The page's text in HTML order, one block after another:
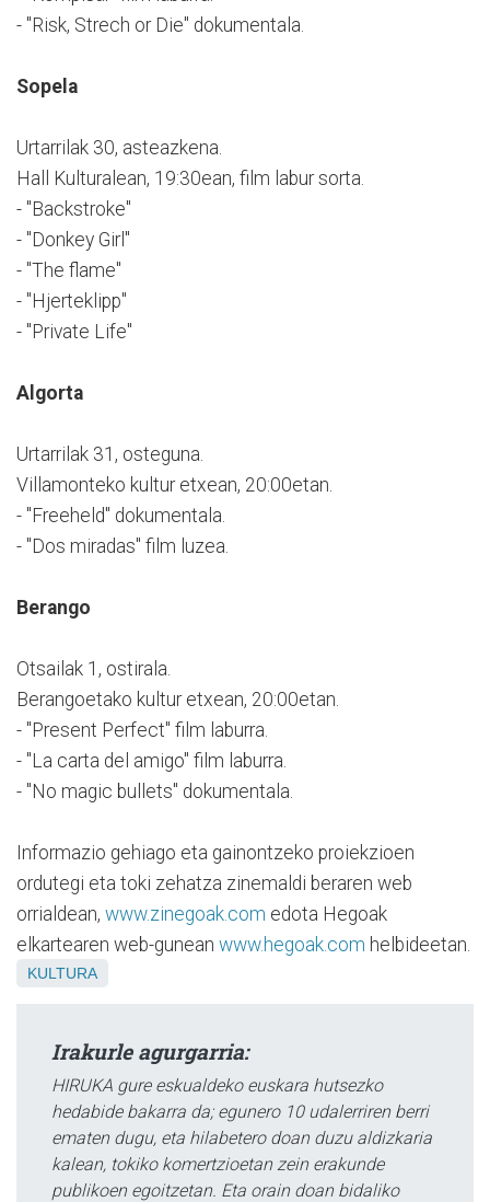
- "Risk, Strech or Die" dokumentala.
Sopela
Urtarrilak 30, asteazkena.
Hall Kulturalean, 19:30ean, film labur sorta.
- "Backstroke"
- "Donkey Girl"
- "The flame"
- "Hjerteklipp"
- "Private Life"
Algorta
Urtarrilak 31, osteguna.
Villamonteko kultur etxean, 20:00etan.
- "Freeheld" dokumentala.
- "Dos miradas" film luzea.
Berango
Otsailak 1, ostirala.
Berangoetako kultur etxean, 20:00etan.
- "Present Perfect" film laburra.
- "La carta del amigo" film laburra.
- "No magic bullets" dokumentala.
Informazio gehiago eta gainontzeko proiekzioen
ordutegi eta toki zehatza zinemaldi beraren web
orrialdean, www.zinegoak.com edota Hegoak
elkartearen web-gunean www.hegoak.com helbideetan.
KULTURA
Irakurle agurgarria:
HIRUKA gure eskualdeko euskara hutsezko
hedabide bakarra da; egunero 10 udalerriren berri
ematen dugu, eta hilabetero doan duzu aldizkaria
kalean, tokiko komertzioetan zein erakunde
publikoen egoitzetan. Eta orain doan bidaliko